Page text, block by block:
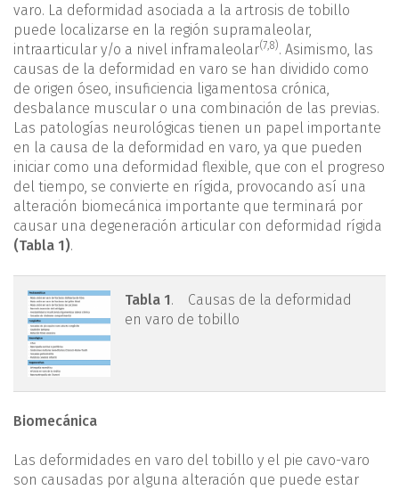
varo. La deformidad asociada a la artrosis de tobillo
puede localizarse en la región supramaleolar,
intraarticular y/o a nivel inframaleolar(7 8). Asimismo, las
causas de la deformidad en varo se han dividido como
de origen óseo, insuficiencia ligamentosa crónica,
desbalance muscular o una combinación de las previas.
Las patologías neurológicas tienen un papel importante
en la causa de la deformidad en varo, ya que pueden
iniciar como una deformidad flexible, que con el progreso
del tiempo, se convierte en rígida, provocando así una
alteración biomecánica importante que terminará por
causar una degeneración articular con deformidad rígida
(Tabla 1).
tabla1.png
Tabla 1. Causas de la deformidad
en varo de tobillo
Biomecánica
Las deformidades en varo del tobillo y el pie cavo-varo
son causadas por alguna alteración que puede estar